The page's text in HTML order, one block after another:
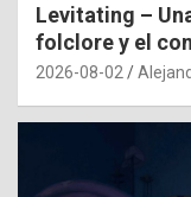
Levitating –
folclore y el
2026-08-02